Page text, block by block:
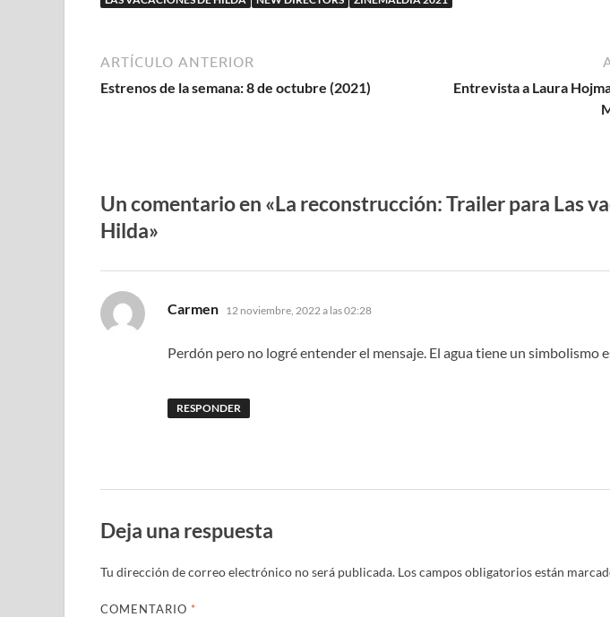
ARTÍCULO ANTERIOR
Estrenos de la semana: 8 de octubre (2021)
Entrevista a Laura
Un comentario en «La reconstrucción: Trailer para Las
Hilda»
Carmen dice:
12 noviembre, 2022 a las 02:28
Perdón pero no logré entender el mensaje. El agua tiene un simbolismo
RESPONDER
Deja una respuesta
Tu dirección de correo electrónico no será publicada. Los campos obligatorios están
COMENTARIO *